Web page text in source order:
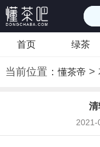
首页 绿茶
当前位置：懂茶帝 >
清
2021-